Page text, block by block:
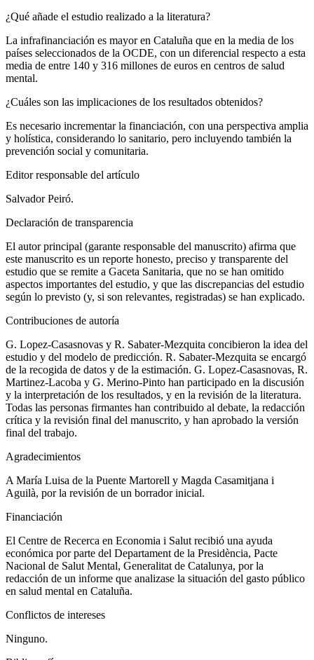
¿Qué añade el estudio realizado a la literatura?
La infrafinanciación es mayor en Cataluña que en la media de los
países seleccionados de la OCDE, con un diferencial respecto a esta
media de entre 140 y 316 millones de euros en centros de salud
mental.
¿Cuáles son las implicaciones de los resultados obtenidos?
Es necesario incrementar la financiación, con una perspectiva amplia
y holística, considerando lo sanitario, pero incluyendo también la
prevención social y comunitaria.
Editor responsable del artículo
Salvador Peiró.
Declaración de transparencia
El autor principal (garante responsable del manuscrito) afirma que
este manuscrito es un reporte honesto, preciso y transparente del
estudio que se remite a Gaceta Sanitaria, que no se han omitido
aspectos importantes del estudio, y que las discrepancias del estudio
según lo previsto (y, si son relevantes, registradas) se han explicado.
Contribuciones de autoría
G. Lopez-Casasnovas y R. Sabater-Mezquita concibieron la idea del
estudio y del modelo de predicción. R. Sabater-Mezquita se encargó
de la recogida de datos y de la estimación. G. Lopez-Casasnovas, R.
Martinez-Lacoba y G. Merino-Pinto han participado en la discusión
y la interpretación de los resultados, y en la revisión de la literatura.
Todas las personas firmantes han contribuido al debate, la redacción
crítica y la revisión final del manuscrito, y han aprobado la versión
final del trabajo.
Agradecimientos
A María Luisa de la Puente Martorell y Magda Casamitjana i
Aguilà, por la revisión de un borrador inicial.
Financiación
El Centre de Recerca en Economia i Salut recibió una ayuda
económica por parte del Departament de la Presidència, Pacte
Nacional de Salut Mental, Generalitat de Catalunya, por la
redacción de un informe que analizase la situación del gasto público
en salud mental en Cataluña.
Conflictos de intereses
Ninguno.